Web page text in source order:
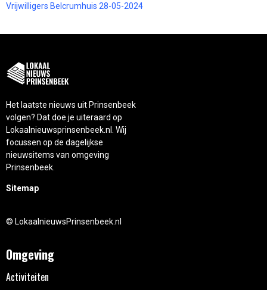
Vrijwilligers Belcrumhuis 28-05-2024
Het laatste nieuws uit Prinsenbeek
volgen? Dat doe je uiteraard op
Lokaalnieuwsprinsenbeek.nl. Wij
focussen op de dagelijkse
nieuwsitems van omgeving
Prinsenbeek.
Sitemap
© LokaalnieuwsPrinsenbeek.nl
Omgeving
Activiteiten